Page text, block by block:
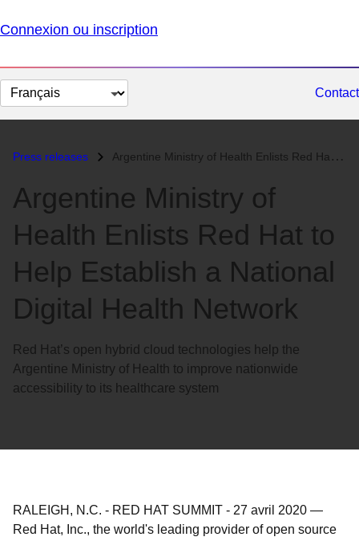
Connexion ou inscription
Changer
la
Contact
Press releases Argentine Ministry of Health Enlists Red Hat to Help Establish a Natio...
Argentine Ministry of
Health Enlists Red Hat to
Help Establish a National
Digital Health Network
Red Hat’s open hybrid cloud technologies help the
Argentine Ministry of Health to improve nationwide
accessibility to its healthcare system
RALEIGH, N.C. - RED HAT SUMMIT - 27 avril 2020 —
Red Hat, Inc., the world's leading provider of open source